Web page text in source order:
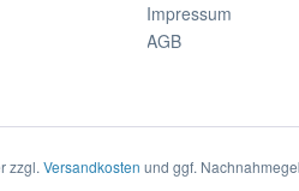
Impressum
AGB
zzgl. Versandkosten und ggf.